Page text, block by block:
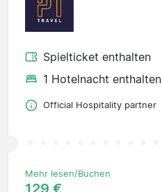
Spielticket enthalten
1 Hotelnacht enthalten
Official Hospitality partner
Mehr lesen/Buchen